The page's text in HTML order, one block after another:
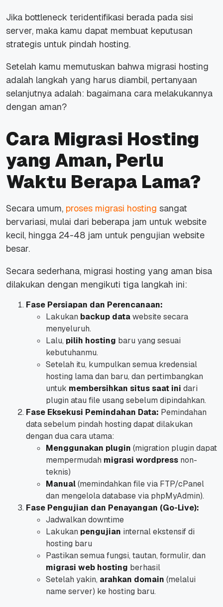
Jika bottleneck teridentifikasi berada pada sisi
server, maka kamu dapat membuat keputusan
strategis untuk pindah hosting.
Setelah kamu memutuskan bahwa migrasi hosting
adalah langkah yang harus diambil, pertanyaan
selanjutnya adalah: bagaimana cara melakukannya
dengan aman?
Cara Migrasi Hosting
yang Aman, Perlu
Waktu Berapa Lama?
Secara umum, proses migrasi hosting sangat
bervariasi, mulai dari beberapa jam untuk website
kecil, hingga 24-48 jam untuk pengujian website
besar.
Secara sederhana, migrasi hosting yang aman bisa
dilakukan dengan mengikuti tiga langkah ini:
Fase Persiapan dan Perencanaan:
Lakukan backup datawebsitesecara
menyeluruh.
Lalu, pilih hosting baru yang sesuai
kebutuhanmu.
Setelah itu, kumpulkan semua kredensial
hosting lama dan baru, dan pertimbangkan
untuk membersihkan situs saat ini dari
plugin atau file usang sebelum dipindahkan.
Fase Eksekusi Pemindahan Data: Pemindahan
data sebelum pindah hosting dapat dilakukan
dengan dua cara utama:
Menggunakan plugin (migration plugin dapat
mempermudah migrasi wordpress non-
teknis)
Manual(memindahkan filevia FTP/cPanel
dan mengeloladatabasevia phpMyAdmin).
Fase Pengujian dan Penayangan (Go-Live):
Jadwalkan downtime
Lakukan pengujian internal ekstensif di
hosting baru
Pastikan semua fungsi, tautan, formulir, dan
migrasi web hosting berhasil
Setelah yakin, arahkan domain (melalui
name server) ke hosting baru.